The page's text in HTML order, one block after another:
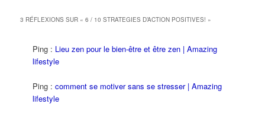
3 RÉFLEXIONS SUR «6 / 10 STRATEGIES D’ACTION POSITIVES! »
Ping : Lieu zen pour le bien-être et être zen | Amazing
lifestyle
Ping :comment se motiver sans se stresser | Amazing
lifestyle